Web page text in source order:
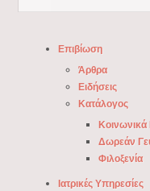
Επιβίωση
Άρθρα
Ειδήσεις
Κατάλογος
Δωρεάν
Φιλοξενία
Ιατρικές Υπηρεσίες